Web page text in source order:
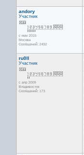
andory
Участник
с июн 2015
Москва
Сообщений: 2492
ru0ll
Участник
с апр 2009
Владивосток
Сообщений: 173